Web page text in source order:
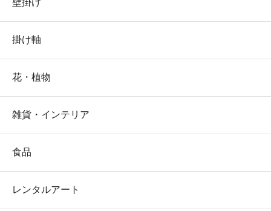
壁掛け
掛け軸
花・植物
雑貨・インテリア
食品
レンタルアート